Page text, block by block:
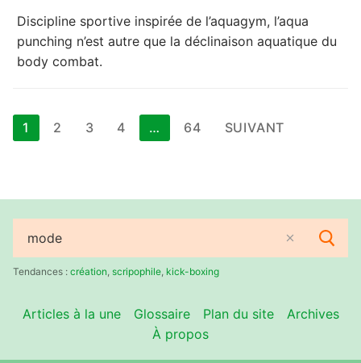
Discipline sportive inspirée de l’aquagym, l’aqua
punching n’est autre que la déclinaison aquatique du
body combat.
Pagination
des
1 2 3 4 … 64 SUIVANT
Rechercher
:Tendances : création scripophile kick-boxing
Articles à la une Glossaire Plan du site
Archives
À propos